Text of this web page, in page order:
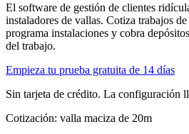
El software de gestión de clientes
instaladores de vallas. Cotiza trabajos
programa instalaciones y cobra
del trabajo.
Empieza tu prueba gratuita de 14 días
Sin tarjeta de crédito. La configuración
Cotización: valla maciza de 20m